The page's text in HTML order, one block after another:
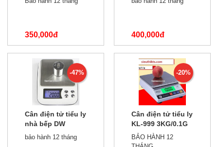
350,000đ
490,000đ
400,000đ
700,000đ
-47%
Cân điện tử tiểu ly
nhà bếp DW
3KG/0.1
bảo hành 12 tháng
-20%
Cân điện tử tiểu ly
KL-999 3KG/0.1G
BẢO HÀNH 12